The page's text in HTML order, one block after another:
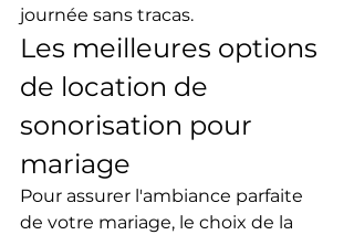
journée sans tracas.
Les meilleures options
de location de
sonorisation pour
mariage
Pour assurer l'ambiance parfaite
de votre mariage, le choix de la